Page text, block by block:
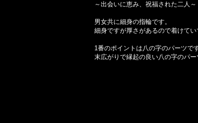
～出会いに恵み、祝福された二人～
男女共に細身の指輪です。
細身ですが厚さがあるので着けてい
1番のポイントは八の字のパーツです
末広がりで縁起の良い八の字のパ